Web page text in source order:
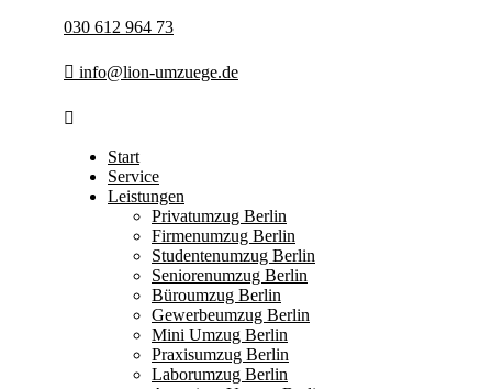
030 612 964 73
info@lion-umzuege.de
Start
Service
Leistungen
Privatumzug Berlin
Firmenumzug Berlin
Studentenumzug Berlin
Seniorenumzug Berlin
Büroumzug Berlin
Gewerbeumzug Berlin
Mini Umzug Berlin
Praxisumzug Berlin
Laborumzug Berlin